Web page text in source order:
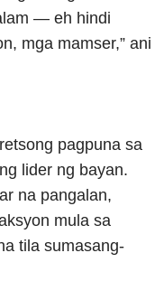
— eh hindi
mga mamser,” ani
pagpuna sa
lider ng bayan.
na pangalan,
mula sa
tila sumasang-